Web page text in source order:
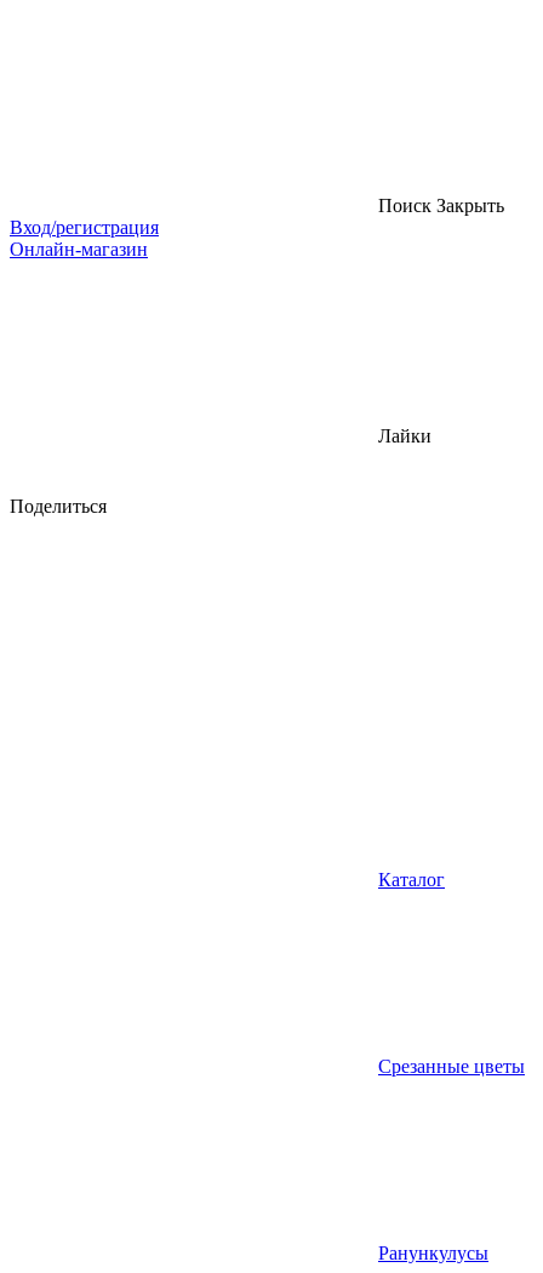
Поиск Закрыть
Вход/регистрация
Онлайн-магазин
Лайки
Поделиться
Каталог
Срезанные цветы
Ранункулусы